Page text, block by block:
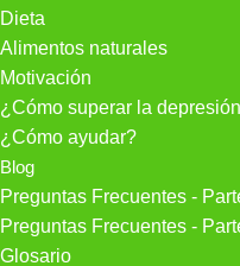
Dieta
Alimentos naturales
Motivación
¿Cómo superar la
¿Cómo ayudar?
Blog
Preguntas Frecuentes -
Preguntas Frecuentes -
Glosario